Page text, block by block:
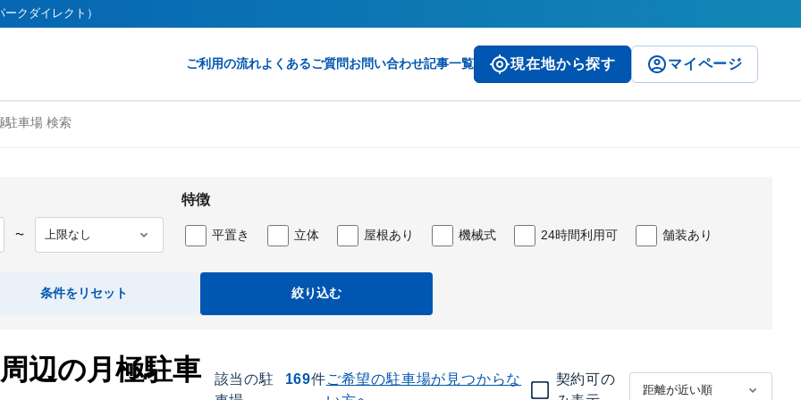
クダイレクト）
ご利用の流れよくあるご質問お問い合わせ記事一覧 現在地から探す マイページ
駐車場 検索
〜
特徴
平置き 立体 屋根あり 機械式 24時間利用可 舗装あり
条件をリセット 絞り込む
辺の月極駐車
該当の駐
169件ご希望の駐車場が見つからな
契約可の